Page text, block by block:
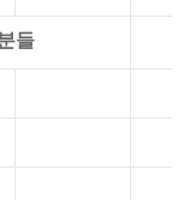
들